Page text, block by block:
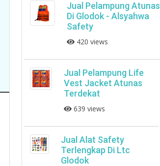
Jual Pelampung Atunas
Di Glodok - Alsyahwa
Safety
420 views
Jual Pelampung Life
Vest Jacket Atunas
Terdekat
639 views
Jual Alat Safety
Terlengkap Di Ltc
Glodok